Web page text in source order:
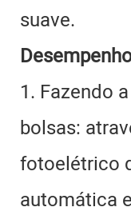
suave.
1. Fazendo
bolsas:
fotoelétrico
automática